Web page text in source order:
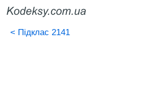
< Підклас 2141